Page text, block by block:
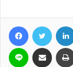
FacebookTwitter
Line Teile per E-Mail